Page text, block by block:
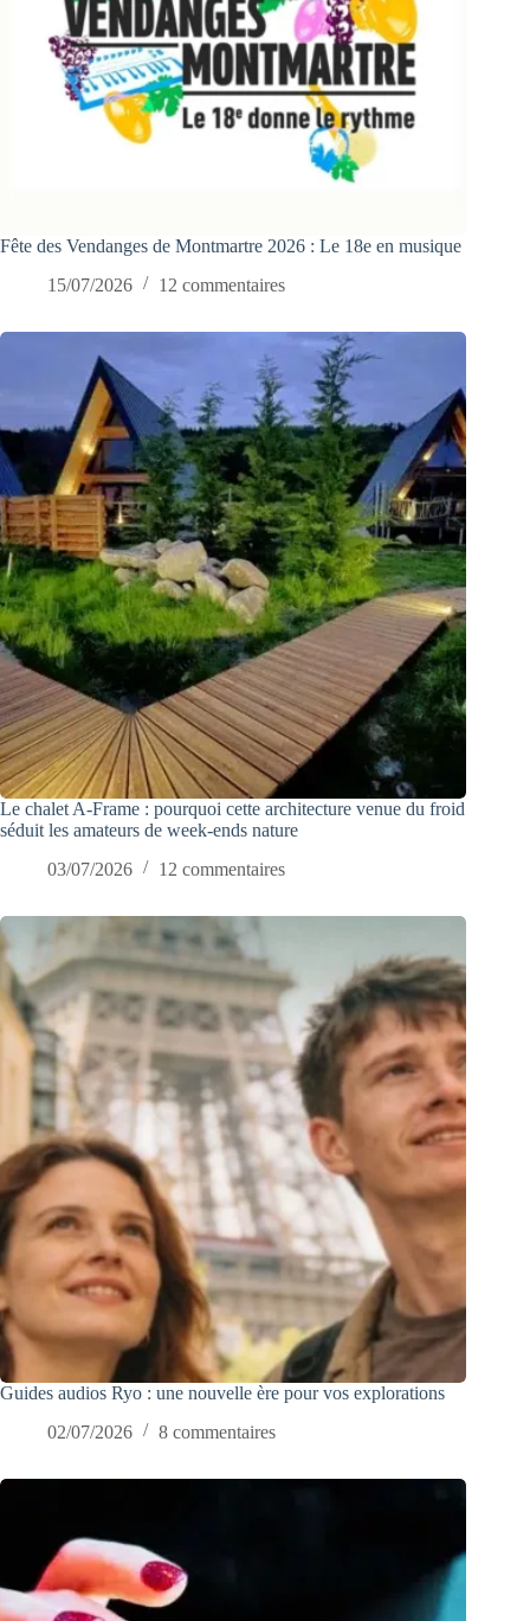
Fête des Vendanges de Montmartre 2026 : Le 18e en musique
15/07/2026
12 commentaires
Le chalet A-Frame : pourquoi cette architecture venue du froid
séduit les amateurs de week-ends nature
03/07/2026
12 commentaires
Guides audios Ryo : une nouvelle ère pour vos explorations
02/07/2026
8 commentaires